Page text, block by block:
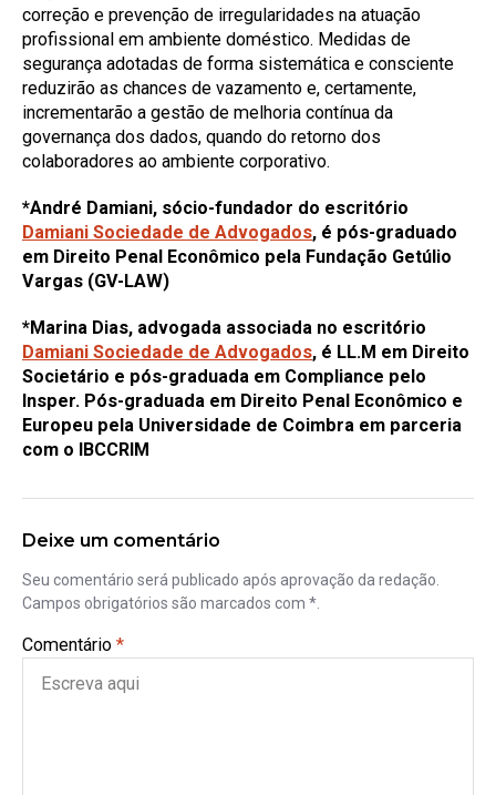
correção e prevenção de irregularidades na atuação
profissional em ambiente doméstico. Medidas de
segurança adotadas de forma sistemática e consciente
reduzirão as chances de vazamento e, certamente,
incrementarão a gestão de melhoria contínua da
governança dos dados, quando do retorno dos
colaboradores ao ambiente corporativo.
*André Damiani, sócio-fundador do escritório
Damiani Sociedade de Advogados, é pós-graduado
em Direito Penal Econômico pela Fundação Getúlio
Vargas (GV-LAW)
*Marina Dias, advogada associada no escritório
Damiani Sociedade de Advogados, é LL.M em Direito
Societário e pós-graduada em Compliance pelo
Insper. Pós-graduada em Direito Penal Econômico e
Europeu pela Universidade de Coimbra em parceria
com o IBCCRIM
Deixe um comentário
Seu comentário será publicado após aprovação da redação.
Campos obrigatórios são marcados com *.
Comentário *